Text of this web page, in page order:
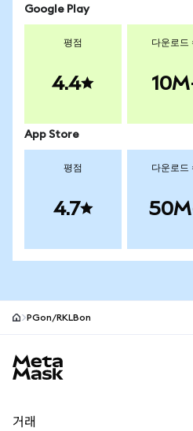
Google Play
평점
4.4
다운로드
App Store
평점
4.7
다운로드
PGon/RKLBon
거래